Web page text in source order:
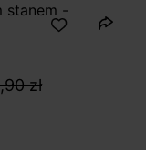
stanem -
zł